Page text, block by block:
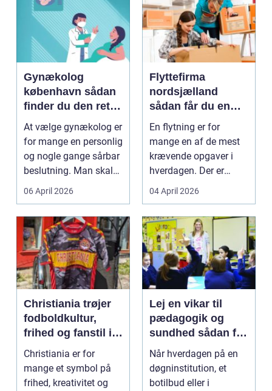
Gynækolog
københavn sådan
finder du den rette
specialist
At vælge gynækolog er
for mange en personlig
og nogle gange sårbar
beslutning. Man skal
både føle si...
06 April 2026
Flyttefirma
nordsjælland
sådan får du en
tryg og effektiv
flytning
En flytning er for
mange en af de mest
krævende opgaver i
hverdagen. Der er
meget at holde styr på,
04 April 2026
Christiania trøjer
fodboldkultur,
frihed og fanstil i
ét
Christiania er for
mange et symbol på
frihed, kreativitet og
Lej en vikar til
pædagogik og
sundhed sådan får
du den rette hjælp
Når hverdagen på en
døgninstitution, et
botilbud eller i